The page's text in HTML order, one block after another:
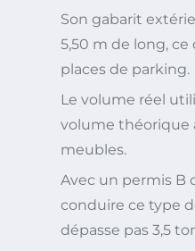
Son gabarit
5,50 m de long,
places de parking.
Le volume réel
volume théorique
meubles.
Avec un permis B
conduire ce type
dépasse pas 3,5